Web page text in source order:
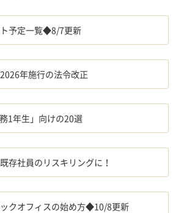
予定一覧◆8/7更新
年施行の法令改正
1年生」向けの20選
存社員のリスキリングに！
クオフィスの始め方◆10/8更新